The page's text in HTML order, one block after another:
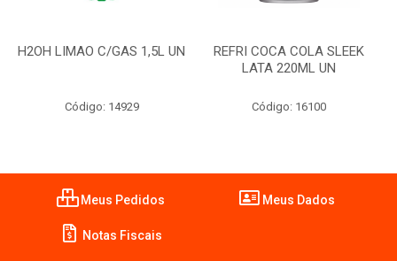
H2OH LIMAO C/GAS 1,5L UN
Código: 14929
REFRI COCA COLA SLEEK
LATA 220ML UN
Código: 16100
Meus Pedidos Meus Dados
Notas Fiscais